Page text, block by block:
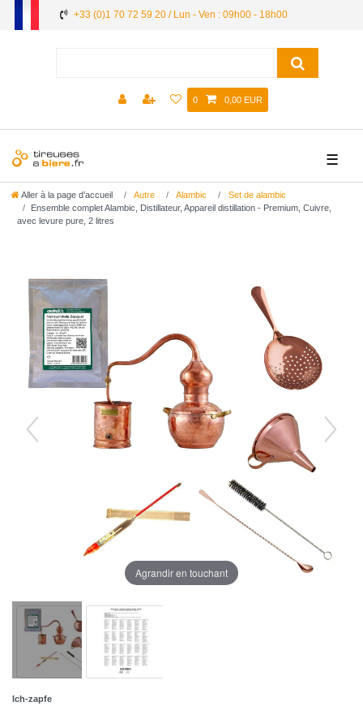
+33 (0)1 70 72 59 20 / Lun - Ven : 09h00 - 18h00
0 0,00 EUR
☰
Aller à la page d’accueil Autre Alambic
Set de alambic
Ensemble complet Alambic, Distillateur, Appareil distillation - Premium, Cuivre,
avec levure pure, 2 litres
Agrandir en touchant
Ich-zapfe